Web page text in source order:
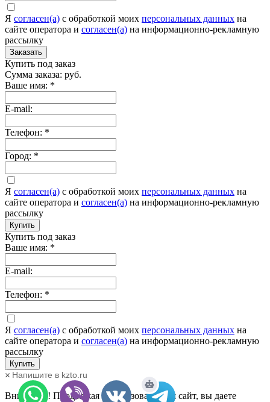
Я согласен(а) c обработкой моих персональных данных на
сайте оператора и согласен(а) на информационно-рекламную
рассылку
Заказать
Купить под заказ
Сумма заказа: руб.
Ваше имя: *
E-mail:
Телефон: *
Город: *
Я согласен(а) c обработкой моих персональных данных на
сайте оператора и согласен(а) на информационно-рекламную
рассылку
Купить
Купить под заказ
Ваше имя: *
E-mail:
Телефон: *
Я согласен(а) c обработкой моих персональных данных на
сайте оператора и согласен(а) на информационно-рекламную
рассылку
Купить
Напишите в kzto.ru
×
Внимание! Продолжая использовать наш сайт, вы даете